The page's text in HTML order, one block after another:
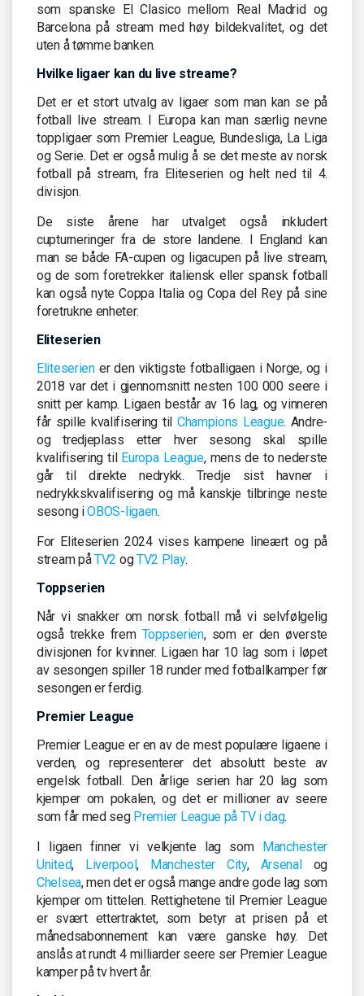
som spanske El Clasico mellom Real Madrid og
Barcelona på stream med høy bildekvalitet, og det
uten å tømme banken.
Hvilke ligaer kan du live streame?
Det er et stort utvalg av ligaer som man kan se på
fotball live stream. I Europa kan man særlig nevne
toppligaer som Premier League, Bundesliga, La Liga
og Serie. Det er også mulig å se det meste av norsk
fotball på stream, fra Eliteserien og helt ned til 4.
divisjon.
De siste årene har utvalget også inkludert
cupturneringer fra de store landene. I England kan
man se både FA-cupen og ligacupen på live stream,
og de som foretrekker italiensk eller spansk fotball
kan også nyte Coppa Italia og Copa del Rey på sine
foretrukne enheter.
Eliteserien
Eliteseriener den viktigste fotballigaen i Norge, og i
2018 var det i gjennomsnitt nesten 100 000 seere i
snitt per kamp. Ligaen består av 16 lag, og vinneren
får spille kvalifisering til Champions League. Andre-
og tredjeplass etter hver sesong skal spille
kvalifisering til Europa League, mens de to nederste
går til direkte nedrykk. Tredje sist havner i
nedrykkskvalifisering og må kanskje tilbringe neste
sesong iOBOS-ligaen.
For Eliteserien 2024 vises kampene lineært og på
stream påTV2 ogTV2 Play.
Toppserien
Når vi snakker om norsk fotball må vi selvfølgelig
også trekke frem Toppserien, som er den øverste
divisjonen for kvinner. Ligaen har 10 lag som i løpet
av sesongen spiller 18 runder med fotballkamper før
sesongen er ferdig.
Premier League
Premier League er en av de mest populære ligaene i
verden, og representerer det absolutt beste av
engelsk fotball. Den årlige serien har 20 lag som
kjemper om pokalen, og det er millioner av seere
som får med seg Premier League på TV i dag.
I ligaen finner vi velkjente lag som Manchester
United, Liverpool, Manchester City, Arsenalog
Chelsea, men det er også mange andre gode lag som
kjemper om tittelen. Rettighetene til Premier League
er svært ettertraktet, som betyr at prisen på et
månedsabonnement kan være ganske høy. Det
anslås at rundt 4 milliarder seere ser Premier League
kamper på tv hvert år.